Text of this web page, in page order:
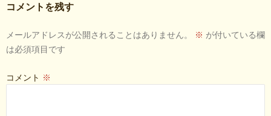
コメントを残す
メールアドレスが公開されることはありません。 ※ が付いている欄
は必須項目です
コメント ※